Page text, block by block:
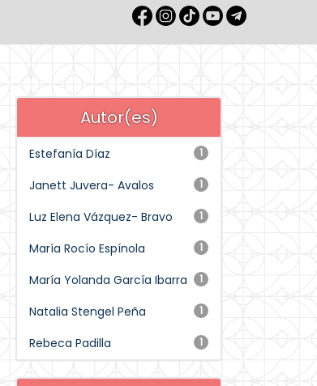
Autor(es)
1
Estefanía Díaz
1
Janett Juvera- Avalos
1
Luz Elena Vázquez- Bravo
1
María Rocío Espínola
1
María Yolanda García Ibarra
1
Natalia Stengel Peña
1
Rebeca Padilla